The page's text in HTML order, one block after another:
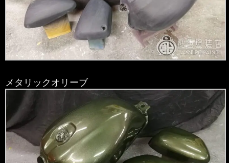
メタリックオリーブ